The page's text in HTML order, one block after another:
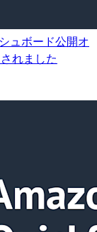
ュボード公開オ
れました